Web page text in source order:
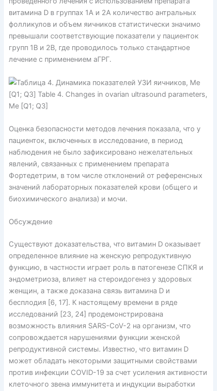
витамина D в группах 1А и 2А количество антральных
фолликулов и объем яичников статистически значимо
превышали соответствующие показатели у пациенток
групп 1В и 2В, где проводилось только стандартное
лечение с применением аГРГ.
Оценка безопасности методов лечения показала, что у
пациенток, включенных в исследование, в период
наблюдения не было зафиксировано нежелательных
явлений, связанных с применением препарата
Фортедетрим, в том числе отклонений от референсных
значений лабораторных показателей крови (общего и
биохимического анализа) и мочи.
Обсуждение
Существуют доказательства, что витамин D оказывает
определенное влияние на женскую репродуктивную
функцию, в частности играет роль в патогенезе СПКЯ и
эндометриоза, влияет на стероидогенез у здоровых
женщин, а также доказана связь витамина D и
бесплодия [6, 17]. К настоящему времени в ряде
исследований [23, 24] продемонстрирована
возможность влияния SARS-CoV-2 на организм, что
сопровождается нарушениями функции женской
репродуктивной системы. Известно, что витамин D
может обладать некоторыми защитными свойствами
против инфекции COVID-19 за счет усиления активности
клеточного звена иммунитета и индукции выработки